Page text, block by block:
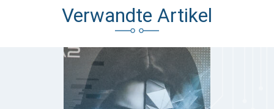
Verwandte Artikel